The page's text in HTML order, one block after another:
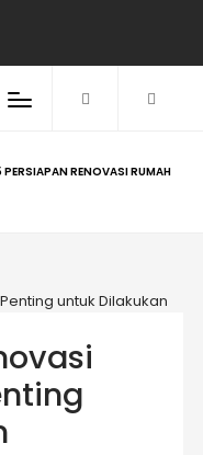
PERSIAPAN RENOVASI RUMAH